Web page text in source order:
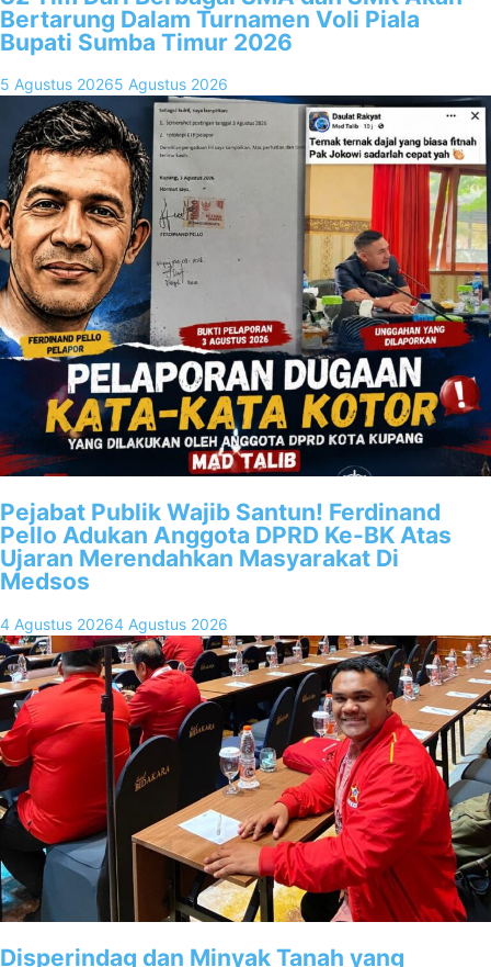
Bertarung Dalam Turnamen Voli Piala
Bupati Sumba Timur 2026
5 Agustus 20265 Agustus 2026
Pejabat Publik Wajib Santun! Ferdinand
Pello Adukan Anggota DPRD Ke-BK Atas
Ujaran Merendahkan Masyarakat Di
Medsos
4 Agustus 20264 Agustus 2026
Disperindag dan Minyak Tanah yang